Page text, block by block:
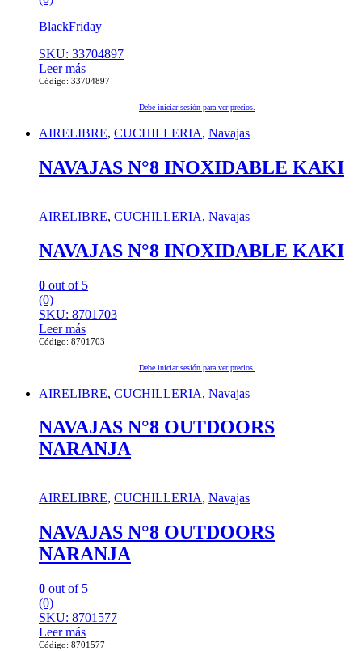
BlackFriday
SKU: 33704897
Leer más
Código: 33704897
Debe iniciar sesión para ver precios.
AIRELIBRE, CUCHILLERIA, Navajas
NAVAJAS N°8 INOXIDABLE KAKI
AIRELIBRE, CUCHILLERIA, Navajas
NAVAJAS N°8 INOXIDABLE KAKI
0 out of 5
(0)
SKU: 8701703
Leer más
Código: 8701703
Debe iniciar sesión para ver precios.
AIRELIBRE, CUCHILLERIA, Navajas
NAVAJAS N°8 OUTDOORS
NARANJA
AIRELIBRE, CUCHILLERIA, Navajas
NAVAJAS N°8 OUTDOORS
NARANJA
0 out of 5
(0)
SKU: 8701577
Leer más
Código: 8701577